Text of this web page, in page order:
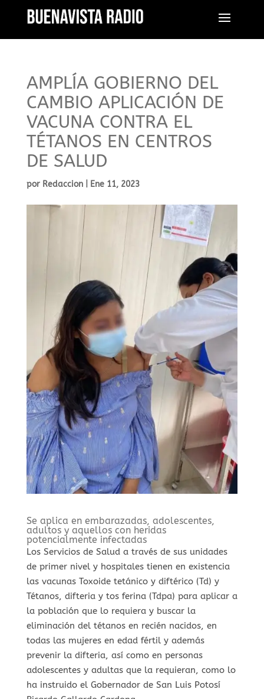
AMPLÍA GOBIERNO DEL
CAMBIO APLICACIÓN DE
VACUNA CONTRA EL
TÉTANOS EN CENTROS
DE SALUD
por Redaccion| Ene 11, 2023
Se aplica en embarazadas, adolescentes,
adultos y aquellos con heridas
potencialmente infectadas
Los Servicios de Salud a través de sus unidades
de primer nivel y hospitales tienen en existencia
las vacunas Toxoide tetánico y diftérico (Td) y
Tétanos, difteria y tos ferina (Tdpa) para aplicar a
la población que lo requiera y buscar la
eliminación del tétanos en recién nacidos, en
todas las mujeres en edad fértil y además
prevenir la difteria, así como en personas
adolescentes y adultas que la requieran, como lo
ha instruido el Gobernador de San Luis Potosí